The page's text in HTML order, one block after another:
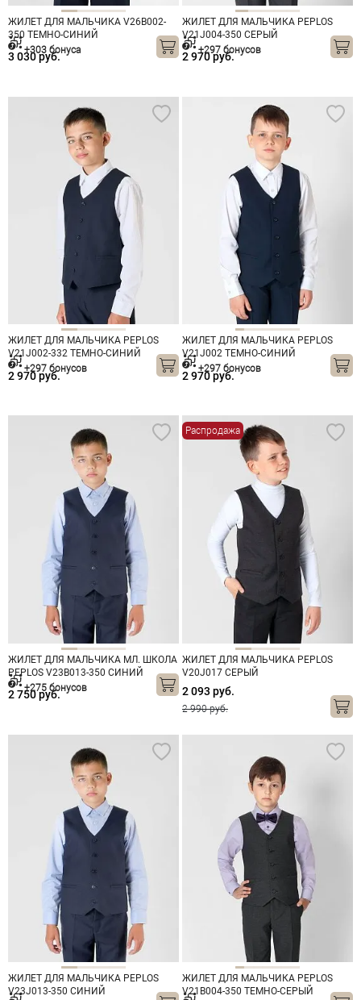
ЖИЛЕТ ДЛЯ МАЛЬЧИКА V26B002-
350 ТЕМНО-СИНИЙ
3 030 руб.
+303 бонуса
ЖИЛЕТ ДЛЯ МАЛЬЧИКА PEPLOS
V21J004-350 СЕРЫЙ
2 970 руб.
+297 бонусов
ЖИЛЕТ ДЛЯ МАЛЬЧИКА PEPLOS
V21J002-332 ТЕМНО-СИНИЙ
2 970 руб.
+297 бонусов
ЖИЛЕТ ДЛЯ МАЛЬЧИКА PEPLOS
V21J002 ТЕМНО-СИНИЙ
2 970 руб.
+297 бонусов
ЖИЛЕТ ДЛЯ МАЛЬЧИКА МЛ. ШКОЛА
PEPLOS V23B013-350 СИНИЙ
2 750 руб.
+275 бонусов
Распродажа
ЖИЛЕТ ДЛЯ МАЛЬЧИКА PEPLOS
V20J017 СЕРЫЙ
2 093 руб.
2 990 руб.
ЖИЛЕТ ДЛЯ МАЛЬЧИКА PEPLOS
V23J013-350 СИНИЙ
ЖИЛЕТ ДЛЯ МАЛЬЧИКА PEPLOS
V21B004-350 ТЕМНО-СЕРЫЙ